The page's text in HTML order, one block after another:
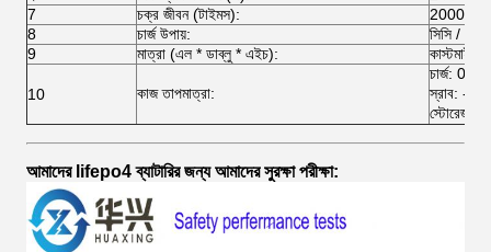
7
চক্র জীবন (টাইমস):
2000
8
চার্জ উপায়:
সিসি / সিভি
9
মাত্রা (এল * ডাব্লু * এইচ): কাস্টমাইজড
10 কাজ তাপমাত্রা:
চার্জ: 0
স্রাব: -
স্টোরেজ:
আমাদের lifepo4 ব্যাটারির জন্য আমাদের সুরক্ষা পরীক্ষা: